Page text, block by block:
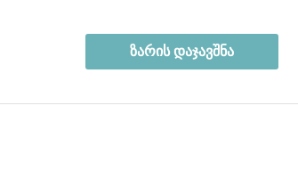
ზარის დაჯავშნა